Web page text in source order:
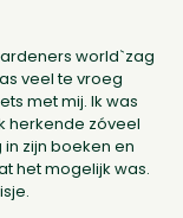
world`zag
veel te vroeg
met mij. Ik was
herkende zóveel
in zijn boeken en
het mogelijk was.